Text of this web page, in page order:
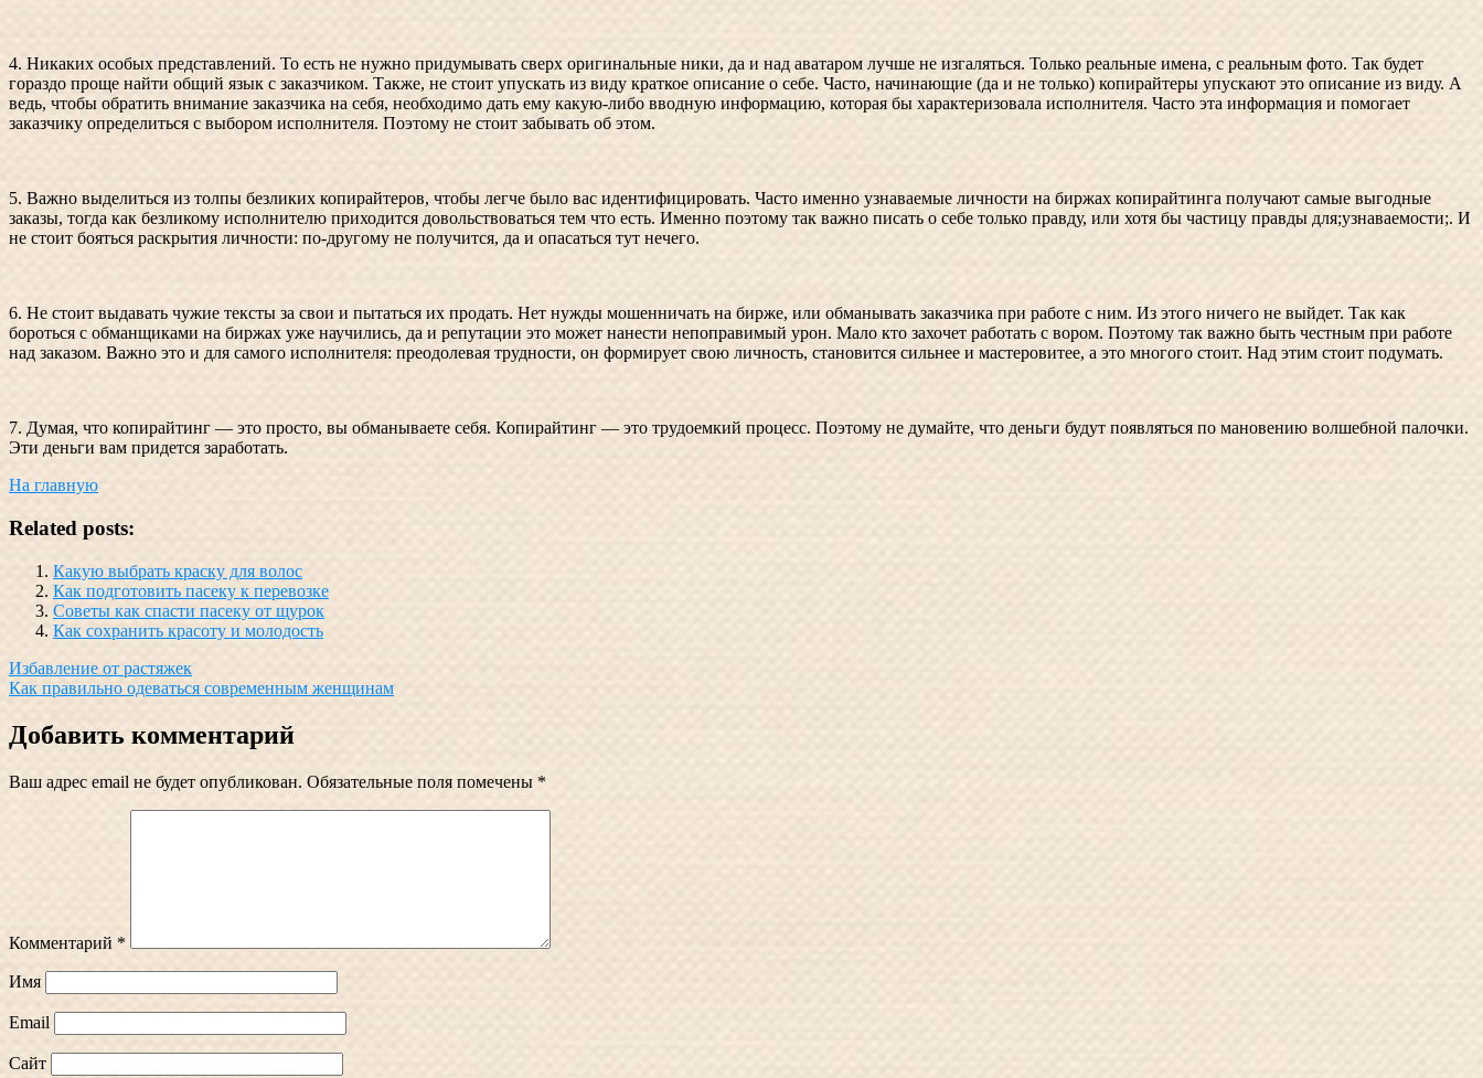
4. Никаких особых представлений. То есть не нужно придумывать сверх оригинальные ники, да и над аватаром лучше не изгаляться. Только реальные имена, с реальным фото. Так будет
гораздо проще найти общий язык с заказчиком. Также, не стоит упускать из виду краткое описание о себе. Часто, начинающие (да и не только) копирайтеры упускают это описание из виду. А
ведь, чтобы обратить внимание заказчика на себя, необходимо дать ему какую-либо вводную информацию, которая бы характеризовала исполнителя. Часто эта информация и помогает
заказчику определиться с выбором исполнителя. Поэтому не стоит забывать об этом.
5. Важно выделиться из толпы безликих копирайтеров, чтобы легче было вас идентифицировать. Часто именно узнаваемые личности на биржах копирайтинга получают самые выгодные
заказы, тогда как безликому исполнителю приходится довольствоваться тем что есть. Именно поэтому так важно писать о себе только правду, или хотя бы частицу правды для;узнаваемости;. И
не стоит бояться раскрытия личности: по-другому не получится, да и опасаться тут нечего.
6. Не стоит выдавать чужие тексты за свои и пытаться их продать. Нет нужды мошенничать на бирже, или обманывать заказчика при работе с ним. Из этого ничего не выйдет. Так как
бороться с обманщиками на биржах уже научились, да и репутации это может нанести непоправимый урон. Мало кто захочет работать с вором. Поэтому так важно быть честным при работе
над заказом. Важно это и для самого исполнителя: преодолевая трудности, он формирует свою личность, становится сильнее и мастеровитее, а это многого стоит. Над этим стоит подумать.
7. Думая, что копирайтинг — это просто, вы обманываете себя. Копирайтинг — это трудоемкий процесс. Поэтому не думайте, что деньги будут появляться по мановению волшебной палочки.
Эти деньги вам придется заработать.
На главную
Related posts:
Какую выбрать краску для волос
Как подготовить пасеку к перевозке
Советы как спасти пасеку от щурок
Как сохранить красоту и молодость
Навигация
по
записям
Избавление от растяжек
Как правильно одеваться современным женщинам
Добавить комментарий
Ваш адрес email не будет опубликован. Обязательные поля помечены *
Комментарий *
Имя
Email
Сайт